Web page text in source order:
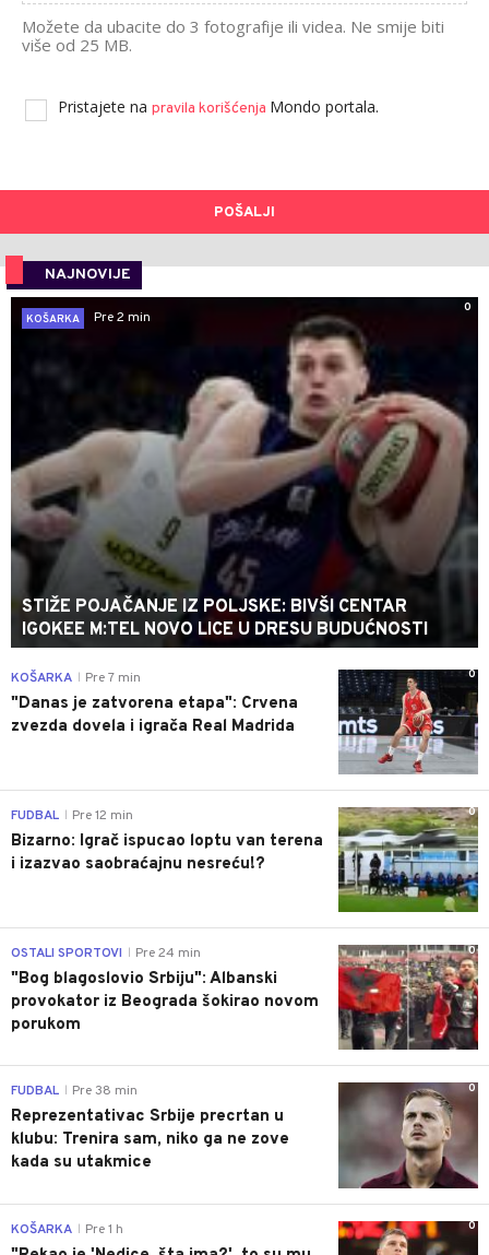
Možete da ubacite do 3 fotografije ili videa. Ne smije biti
više od 25 MB.
Pristajete na pravila korišćenja Mondo portala.
POŠALJI
NAJNOVIJE
0
KOŠARKA
Pre 2 min
STIŽE POJAČANJE IZ POLJSKE: BIVŠI CENTAR
IGOKEE M:TEL NOVO LICE U DRESU BUDUĆNOSTI
0
KOŠARKA Pre 7 min
"Danas je zatvorena etapa": Crvena
zvezda dovela i igrača Real Madrida
0
FUDBAL Pre 12 min
Bizarno: Igrač ispucao loptu van terena
i izazvao saobraćajnu nesreću!?
0
OSTALI SPORTOVI Pre 24 min
"Bog blagoslovio Srbiju": Albanski
provokator iz Beograda šokirao novom
porukom
0
FUDBAL Pre 38 min
Reprezentativac Srbije precrtan u
klubu: Trenira sam, niko ga ne zove
kada su utakmice
0
KOŠARKA Pre 1 h